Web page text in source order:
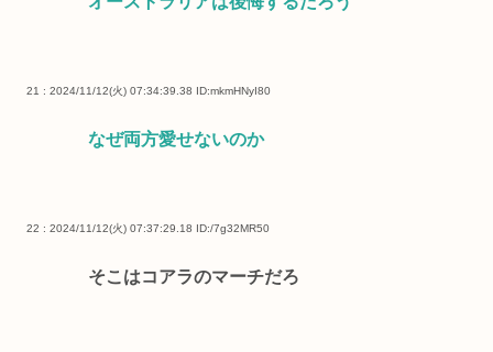
21 : 2024/11/12(火) 07:34:39.38 ID:mkmHNyI80
なぜ両方愛せないのか
22 : 2024/11/12(火) 07:37:29.18 ID:/7g32MR50
そこはコアラのマーチだろ